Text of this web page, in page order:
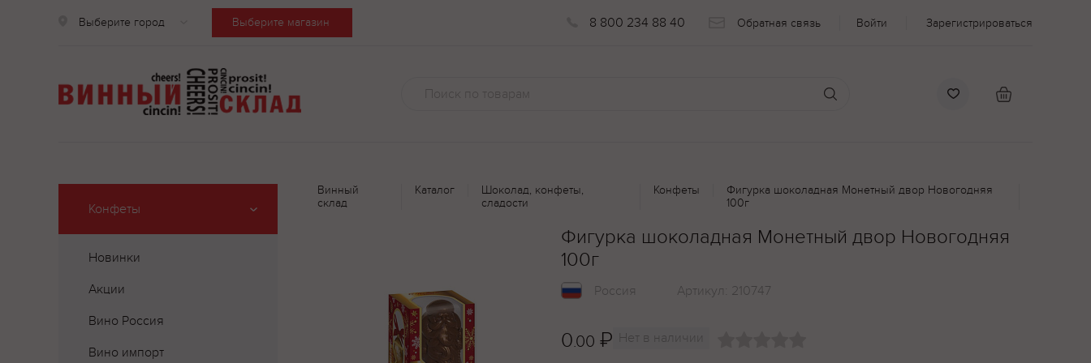
Выберите город Выберите магазин 8 800 234 88 40 Обратная связь Войти Зарегистрироваться
Конфеты
Новинки
Акции
Вино Россия
Вино импорт
Винный
склад
Каталог
Шоколад, конфеты,
сладости
Конфеты
Фигурка шоколадная Монетный двор Новогодняя
100г
Фигурка шоколадная Монетный двор Новогодняя
100г
Россия Артикул: 210747
0.00 ₽ Нет в наличии